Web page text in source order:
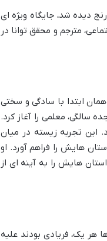
دیده شد، جایگاه ویژه ای
مترجم و محقق توانا در
او از همان ابتدا با سادگی و سختی
سالگی، معلمی را آغاز کرد.
این تجربه زیسته در میان
هایش را فراهم آورد. او
هایش را به آینه ای از
هر یک، فریادی بودند علیه